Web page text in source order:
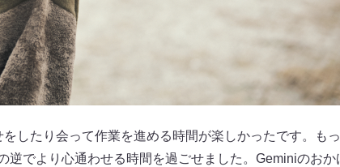
したり会って作業を進める時間が楽しかったです。も
でより心通わせる時間を過ごせました。Geminiのおか